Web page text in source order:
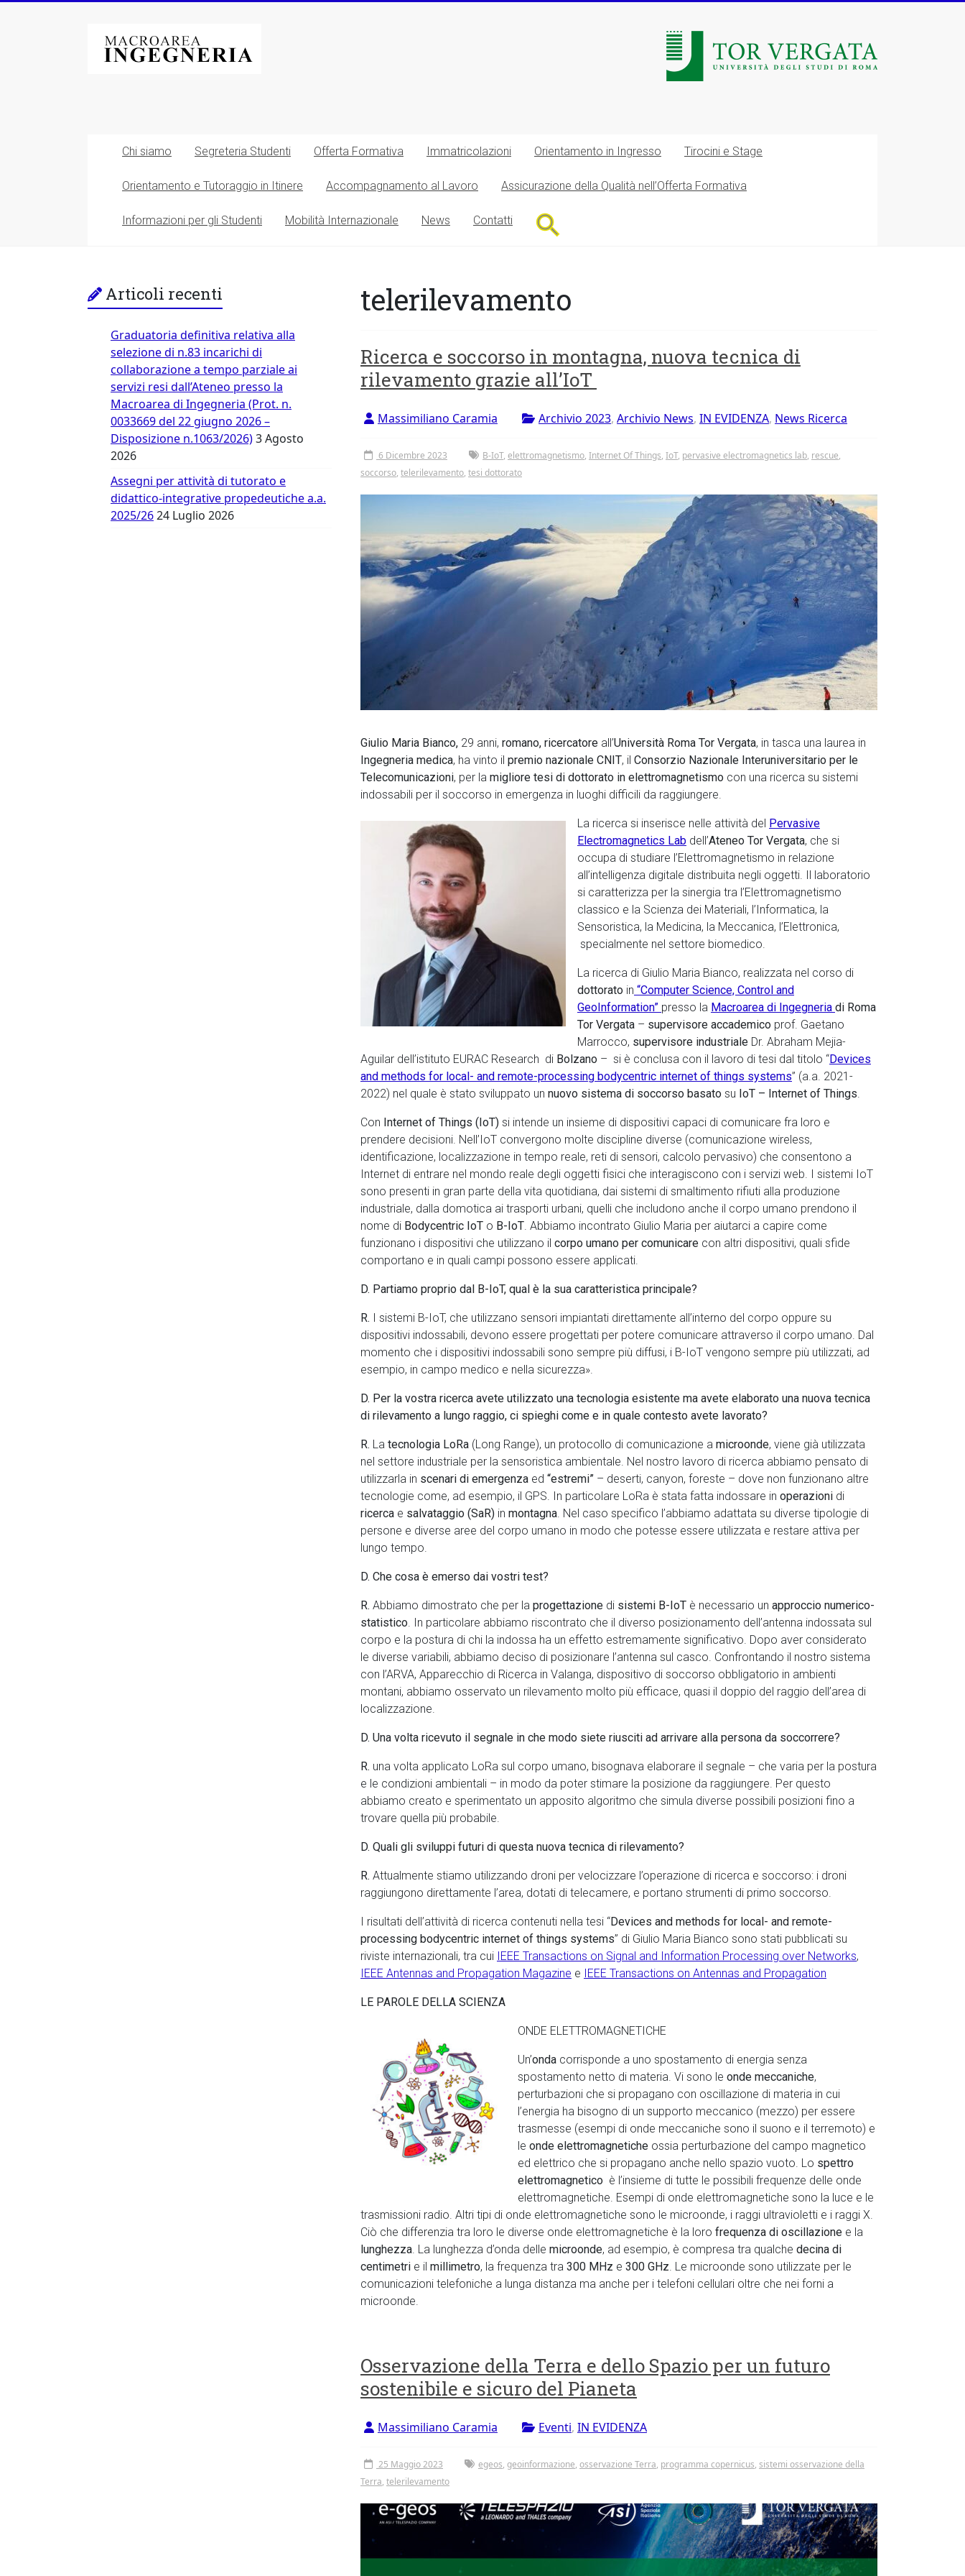
Macroarea
di
Università
degli
Studi
Tor
Vergata
Chi siamo Segreteria Studenti Offerta Formativa Immatricolazioni Orientamento in Ingresso Tirocini e Stage
Orientamento e Tutoraggio in Itinere Accompagnamento al Lavoro Assicurazione della Qualità nell’Offerta Formativa
Informazioni per gli Studenti Mobilità Internazionale News Contatti
telerilevamento
Ricerca e soccorso in montagna, nuova tecnica di
rilevamento grazie all’IoT
Massimiliano Caramia Archivio 2023, Archivio News, IN EVIDENZA, News Ricerca
6 Dicembre 2023 B-IoT, elettromagnetismo, Internet Of Things, IoT, pervasive electromagnetics lab, rescue,
soccorso, telerilevamento, tesi dottorato
Giulio Maria Bianco, 29 anni, romano, ricercatore all’Università Roma Tor Vergata, in tasca una laurea in
Ingegneria medica, ha vinto il premio nazionale CNIT, il Consorzio Nazionale Interuniversitario per le
Telecomunicazioni, per la migliore tesi di dottorato in elettromagnetismo con una ricerca su sistemi
indossabili per il soccorso in emergenza in luoghi difficili da raggiungere.
La ricerca si inserisce nelle attività del Pervasive
Electromagnetics Lab dell’Ateneo Tor Vergata, che si
occupa di studiare l’Elettromagnetismo in relazione
all’intelligenza digitale distribuita negli oggetti. Il laboratorio
si caratterizza per la sinergia tra l’Elettromagnetismo
classico e la Scienza dei Materiali, l’Informatica, la
Sensoristica, la Medicina, la Meccanica, l’Elettronica,
specialmente nel settore biomedico.
La ricerca di Giulio Maria Bianco, realizzata nel corso di
dottorato in “Computer Science, Control and
GeoInformation” presso la Macroarea di Ingegneria di Roma
Tor Vergata – supervisore accademico prof. Gaetano
Marrocco, supervisore industriale Dr. Abraham Mejia-
Aguilar dell’istituto EURAC Research di Bolzano – si è conclusa con il lavoro di tesi dal titolo “Devices
and methods for local- and remote-processing bodycentric internet of things systems” (a.a. 2021-
2022) nel quale è stato sviluppato un nuovo sistema di soccorso basato su IoT – Internet of Things.
Con Internet of Things (IoT) si intende un insieme di dispositivi capaci di comunicare fra loro e
prendere decisioni. Nell’IoT convergono molte discipline diverse (comunicazione wireless,
identificazione, localizzazione in tempo reale, reti di sensori, calcolo pervasivo) che consentono a
Internet di entrare nel mondo reale degli oggetti fisici che interagiscono con i servizi web. I sistemi IoT
sono presenti in gran parte della vita quotidiana, dai sistemi di smaltimento rifiuti alla produzione
industriale, dalla domotica ai trasporti urbani, quelli che includono anche il corpo umano prendono il
nome di Bodycentric IoT o B-IoT. Abbiamo incontrato Giulio Maria per aiutarci a capire come
funzionano i dispositivi che utilizzano il corpo umano per comunicare con altri dispositivi, quali sfide
comportano e in quali campi possono essere applicati.
D. Partiamo proprio dal B-IoT, qual è la sua caratteristica principale?
R. I sistemi B-IoT, che utilizzano sensori impiantati direttamente all’interno del corpo oppure su
dispositivi indossabili, devono essere progettati per potere comunicare attraverso il corpo umano. Dal
momento che i dispositivi indossabili sono sempre più diffusi, i B-IoT vengono sempre più utilizzati, ad
esempio, in campo medico e nella sicurezza».
D. Per la vostra ricerca avete utilizzato una tecnologia esistente ma avete elaborato una nuova tecnica
di rilevamento a lungo raggio, ci spieghi come e in quale contesto avete lavorato?
R. La tecnologia LoRa (Long Range), un protocollo di comunicazione a microonde, viene già utilizzata
nel settore industriale per la sensoristica ambientale. Nel nostro lavoro di ricerca abbiamo pensato di
utilizzarla in scenari di emergenza ed “estremi” – deserti, canyon, foreste – dove non funzionano altre
tecnologie come, ad esempio, il GPS. In particolare LoRa è stata fatta indossare in operazioni di
ricerca e salvataggio (SaR) in montagna. Nel caso specifico l’abbiamo adattata su diverse tipologie di
persone e diverse aree del corpo umano in modo che potesse essere utilizzata e restare attiva per
lungo tempo.
D. Che cosa è emerso dai vostri test?
R. Abbiamo dimostrato che per la progettazione di sistemi B-IoT è necessario un approccio numerico-
statistico. In particolare abbiamo riscontrato che il diverso posizionamento dell’antenna indossata sul
corpo e la postura di chi la indossa ha un effetto estremamente significativo. Dopo aver considerato
le diverse variabili, abbiamo deciso di posizionare l’antenna sul casco. Confrontando il nostro sistema
con l’ARVA, Apparecchio di Ricerca in Valanga, dispositivo di soccorso obbligatorio in ambienti
montani, abbiamo osservato un rilevamento molto più efficace, quasi il doppio del raggio dell’area di
localizzazione.
D. Una volta ricevuto il segnale in che modo siete riusciti ad arrivare alla persona da soccorrere?
R. una volta applicato LoRa sul corpo umano, bisognava elaborare il segnale – che varia per la postura
e le condizioni ambientali – in modo da poter stimare la posizione da raggiungere. Per questo
abbiamo creato e sperimentato un apposito algoritmo che simula diverse possibili posizioni fino a
trovare quella più probabile.
D. Quali gli sviluppi futuri di questa nuova tecnica di rilevamento?
R. Attualmente stiamo utilizzando droni per velocizzare l’operazione di ricerca e soccorso: i droni
raggiungono direttamente l’area, dotati di telecamere, e portano strumenti di primo soccorso.
I risultati dell’attività di ricerca contenuti nella tesi “Devices and methods for local- and remote-
processing bodycentric internet of things systems” di Giulio Maria Bianco sono stati pubblicati su
riviste internazionali, tra cui IEEE Transactions on Signal and Information Processing over Networks,
IEEE Antennas and Propagation Magazine e IEEE Transactions on Antennas and Propagation
LE PAROLE DELLA SCIENZA
ONDE ELETTROMAGNETICHE
Un’onda corrisponde a uno spostamento di energia senza
spostamento netto di materia. Vi sono le onde meccaniche,
perturbazioni che si propagano con oscillazione di materia in cui
l’energia ha bisogno di un supporto meccanico (mezzo) per essere
trasmesse (esempi di onde meccaniche sono il suono e il terremoto) e
le onde elettromagnetiche ossia perturbazione del campo magnetico
ed elettrico che si propagano anche nello spazio vuoto. Lo spettro
elettromagnetico è l’insieme di tutte le possibili frequenze delle onde
elettromagnetiche. Esempi di onde elettromagnetiche sono la luce e le
trasmissioni radio. Altri tipi di onde elettromagnetiche sono le microonde, i raggi ultravioletti e i raggi X.
Ciò che differenzia tra loro le diverse onde elettromagnetiche è la loro frequenza di oscillazione e la
lunghezza. La lunghezza d’onda delle microonde, ad esempio, è compresa tra qualche decina di
centimetri e il millimetro, la frequenza tra 300 MHz e 300 GHz. Le microonde sono utilizzate per le
comunicazioni telefoniche a lunga distanza ma anche per i telefoni cellulari oltre che nei forni a
microonde.
Osservazione della Terra e dello Spazio per un futuro
sostenibile e sicuro del Pianeta
Massimiliano Caramia Eventi, IN EVIDENZA
25 Maggio 2023 egeos, geoinformazione, osservazione Terra, programma copernicus, sistemi osservazione della
Terra, telerilevamento
Articoli recenti
Graduatoria definitiva relativa alla
selezione di n.83 incarichi di
collaborazione a tempo parziale ai
servizi resi dall’Ateneo presso la
Macroarea di Ingegneria (Prot. n.
0033669 del 22 giugno 2026 –
Disposizione n.1063/2026)3 Agosto
2026
Assegni per attività di tutorato e
didattico-integrative propedeutiche a.a.
2025/2624 Luglio 2026